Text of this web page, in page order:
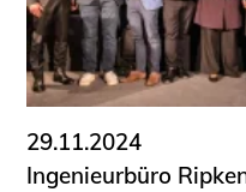
29.11.2024
Ingenieurbüro